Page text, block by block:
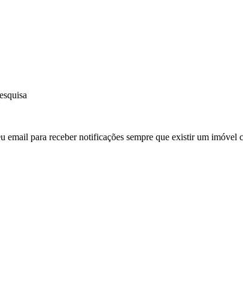
email para receber notificações sempre que existir um imóvel